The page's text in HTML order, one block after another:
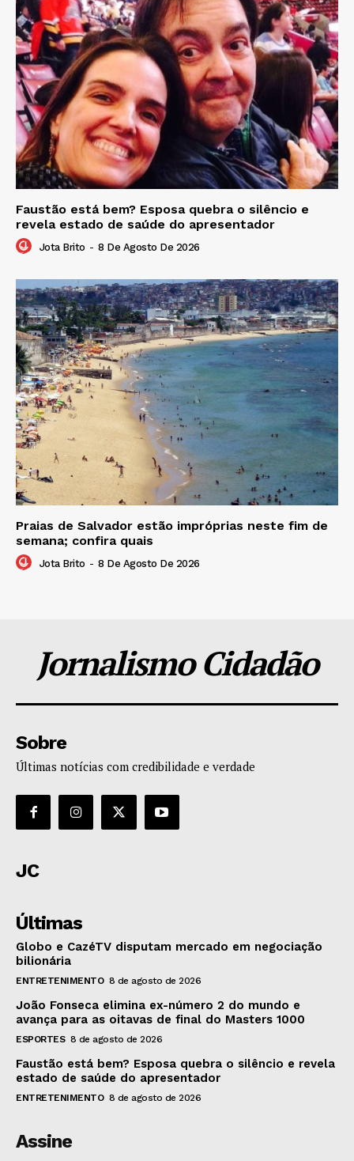
Faustão está bem? Esposa quebra o silêncio e
revela estado de saúde do apresentador
Jota Brito - 8 De Agosto De 2026
Praias de Salvador estão impróprias neste fim de
semana; confira quais
Jota Brito - 8 De Agosto De 2026
Jornalismo Cidadão
Sobre
Últimas notícias com credibilidade e verdade
JC
Últimas
Globo e CazéTV disputam mercado em negociação
bilionária
ENTRETENIMENTO 8 de agosto de 2026
João Fonseca elimina ex-número 2 do mundo e
avança para as oitavas de final do Masters 1000
ESPORTES 8 de agosto de 2026
Faustão está bem? Esposa quebra o silêncio e revela
estado de saúde do apresentador
ENTRETENIMENTO 8 de agosto de 2026
Assine